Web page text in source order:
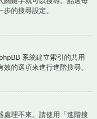
的搜尋設定。
系統建立索引的共用
的選項來進行進階搜尋。
處理不來。請使用「進階搜